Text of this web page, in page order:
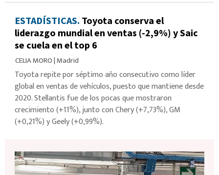
ESTADÍSTICAS. Toyota conserva el
liderazgo mundial en ventas (-2,9%) y Saic
se cuela en el top 6
CELIA MORO|Madrid
Toyota repite por séptimo año consecutivo como líder
global en ventas de vehículos, puesto que mantiene desde
2020. Stellantis fue de los pocas que mostraron
crecimiento (+11%), junto con Chery (+7,73%), GM
(+0,21%) y Geely (+0,99%).